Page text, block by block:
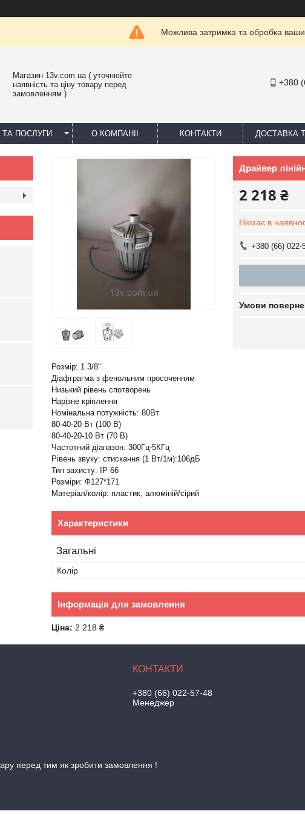
Можлива затримка та обробка
Магазин 13v.com.ua ( уточнюйте
наявність та ціну товару перед
замовленням )
+380
ПОСЛУГИ О КОМПАНІІ КОНТАКТИ ДОСТАВКА
Драйвер
2 218 ₴
Немає в
+380 (66) 022-
Розмір: 1 3/8"
Діафграгма з фенольним просоченням
Низький рівень спотворень
Нарізне кріплення
Номінальна потужність: 80Вт
80-40-20 Вт (100 В)
80-40-20-10 Вт (70 В)
Частотний діапазон: 300Гц-5КГц
Рівень звуку: стискання (1 Вт/1м):106дБ
Тип захисту: IP 66
Розміри: Ф127*171
Матеріал/колір: пластик, алюміній/сірий
Характеристики
Загальні
Колір
Інформація для замовлення
Ціна: 2 218 ₴
+380 (66) 022-57-48
Менеджер
перед тим як зробити замовлення !